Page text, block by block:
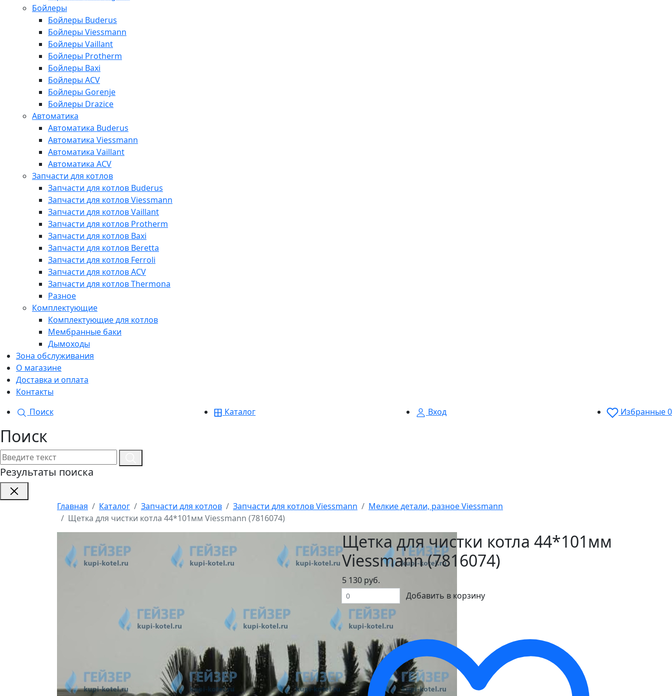
Бойлеры
Бойлеры Buderus
Бойлеры Viessmann
Бойлеры Vaillant
Бойлеры Protherm
Бойлеры Baxi
Бойлеры ACV
Бойлеры Gorenje
Бойлеры Drazice
Автоматика
Автоматика Buderus
Автоматика Viessmann
Автоматика Vaillant
Автоматика ACV
Запчасти для котлов
Запчасти для котлов Buderus
Запчасти для котлов Viessmann
Запчасти для котлов Vaillant
Запчасти для котлов Protherm
Запчасти для котлов Baxi
Запчасти для котлов Beretta
Запчасти для котлов Ferroli
Запчасти для котлов ACV
Запчасти для котлов Thermona
Разное
Комплектующие
Комплектующие для котлов
Мембранные баки
Дымоходы
Зона обслуживания
О магазине
Доставка и оплата
Контакты
Поиск
Каталог Вход Избранные0
Поиск
Результаты поиска
Главная Каталог Запчасти для котлов Запчасти для котлов Viessmann
Мелкие детали, разное Viessmann
Щетка для чистки котла 44*101мм Viessmann (7816074)
Щетка для чистки котла 44*101мм
Viessmann (7816074)
5 130 руб.
Добавить в корзину